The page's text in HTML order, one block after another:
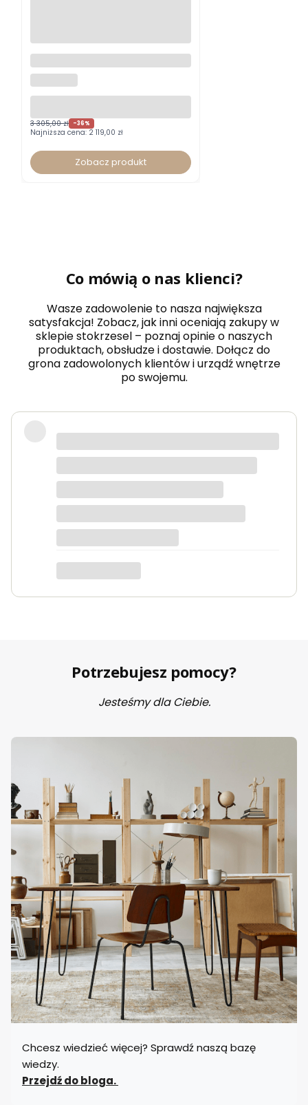
Fotel biurowy Xenium DUO-
BACK HRUA certyfikat GS typ B
3 305,00 zł -36%
Najniższa cena: 2 119,00 zł
Zobacz produkt
Co mówią o nas klienci?
Wasze zadowolenie to nasza największa
satysfakcja! Zobacz, jak inni oceniają zakupy w
sklepie stokrzesel – poznaj opinie o naszych
produktach, obsłudze i dostawie. Dołącz do
grona zadowolonych klientów i urządź wnętrze
po swojemu.
Fotel piękny, wygodny, polecam.
Dorota
ciemno zielony Velvet
Potrzebujesz pomocy?
Jesteśmy dla Ciebie.
Chcesz wiedzieć więcej? Sprawdź naszą bazę
wiedzy.
Przejdź do bloga.